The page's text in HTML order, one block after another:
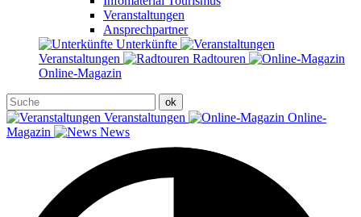
Veranstaltungen
Ansprechpartner
Unterkünfte
Veranstaltungen
Radtouren
Online-Magazin
Veranstaltungen
Online-
Magazin
News